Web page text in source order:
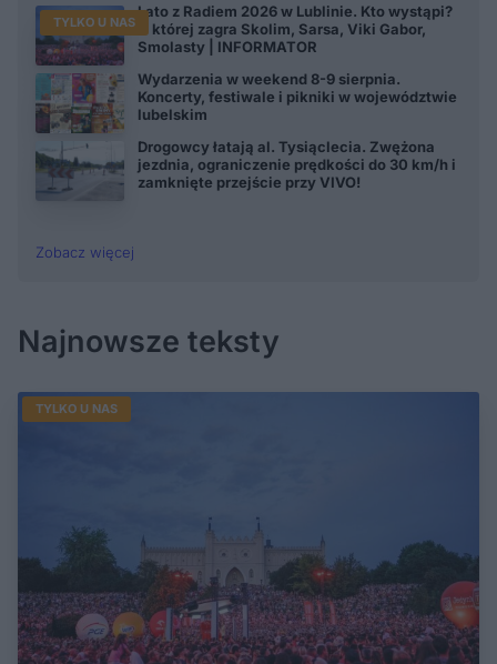
TYLKO U NAS
Lato z Radiem 2026 w Lublinie. Kto wystąpi?
O której zagra Skolim, Sarsa, Viki Gabor,
Smolasty | INFORMATOR
Wydarzenia w weekend 8-9 sierpnia.
Koncerty, festiwale i pikniki w województwie
lubelskim
Drogowcy łatają al. Tysiąclecia. Zwężona
jezdnia, ograniczenie prędkości do 30 km/h i
zamknięte przejście przy VIVO!
Zobacz więcej
Najnowsze teksty
TYLKO U NAS